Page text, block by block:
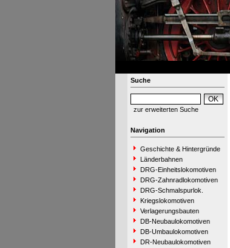
Suche
zur erweiterten Suche
Navigation
Geschichte & Hintergründe
Länderbahnen
DRG-Einheitslokomotiven
DRG-Zahnradlokomotiven
DRG-Schmalspurlok.
Kriegslokomotiven
Verlagerungsbauten
DB-Neubaulokomotiven
DB-Umbaulokomotiven
DR-Neubaulokomotiven